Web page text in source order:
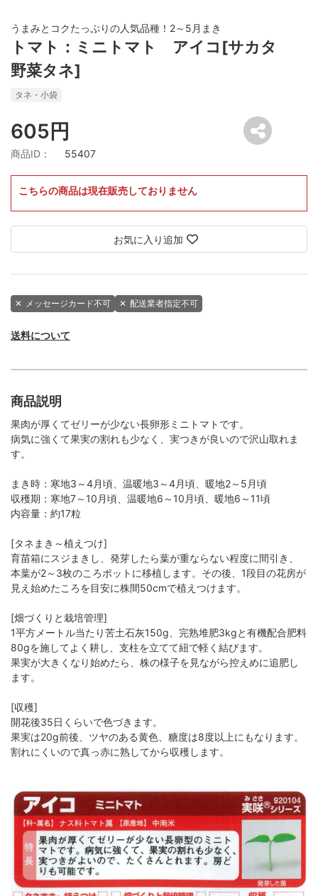
うまみとコクたっぷりの人気品種！2～5月まき
トマト：ミニトマト アイコ[サカタ
野菜タネ]
タネ・小袋
605円
商品ID： 55407
こちらの商品は現在販売しておりません
お気に入り追加
✕ メッセージカード不可 ✕ 配送業者指定不可
送料について
商品説明
果肉が厚くてゼリーが少ない長卵形ミニトマトです。
病気に強くて果実の割れも少なく、実つきが良いので沢山取れま
す。
まき時：寒地3～4月頃、温暖地3～4月頃、暖地2～5月頃
収穫期：寒地7～10月頃、温暖地6～10月頃、暖地6～11頃
内容量：約17粒
[タネまき～植えつけ]
育苗箱にスジまきし、発芽したら葉が重ならない程度に間引き、
本葉が2～3枚のころポットに移植します。その後、1段目の花房が
見え始めたころを目安に株間50cmで植えつけます。
[畑づくりと栽培管理]
1平方メートル当たり苦土石灰150g、完熟堆肥3kgと有機配合肥料
80gを施してよく耕し、支柱を立てて紐で軽く結びます。
果実が大きくなり始めたら、株の様子を見ながら控えめに追肥し
ます。
[収穫]
開花後35日くらいで色づきます。
果実は20g前後、ツヤのある黄色、糖度は8度以上にもなります。
割れにくいので真っ赤に熟してから収穫します。